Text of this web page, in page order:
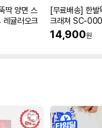
딱 양면 스
귤러오크
[무료배송] 한발
크래쳐 SC-
14,900원